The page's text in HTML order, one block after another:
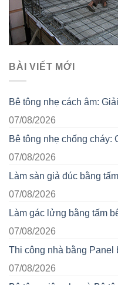
BÀI VIẾT MỚI
Bê tông nhẹ cách âm:
07/08/2026
Bê tông nhẹ chống cháy:
07/08/2026
Làm sàn giả đúc bằng
07/08/2026
Làm gác lửng bằng tấm
07/08/2026
Thi công nhà bằng Panel
07/08/2026